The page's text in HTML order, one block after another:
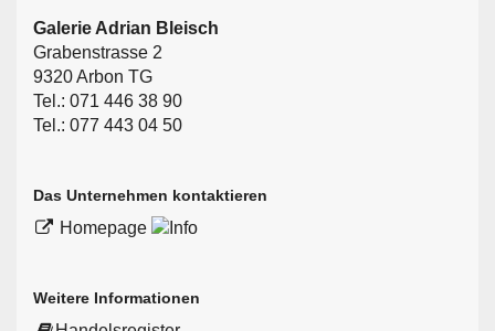
Galerie Adrian Bleisch
Grabenstrasse 2
9320 Arbon TG
Tel.: 071 446 38 90
Tel.: 077 443 04 50
Das Unternehmen kontaktieren
Homepage
Weitere Informationen